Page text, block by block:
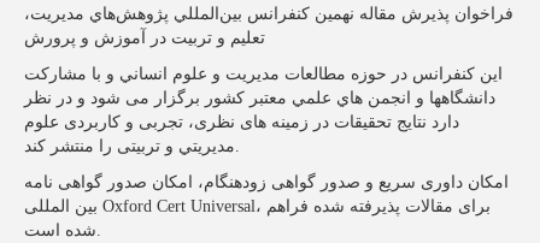
فراخوان پذیرش مقاله نهمین كنفرانس بين‌المللي پژوهش‌هاي مديريت،
تعلیم و تربیت در آموزش و پرورش
این كنفرانس در حوزه مطالعات مديريت و علوم انساني و با مشاركت
دانشگاهها و انجمن هاي علمي معتبر كشور برگزار می شود و در نظر
دارد نتایج تحقیقات در زمینه های نظری، تجربی و کاربردی علوم
مديريتي و تربیتی را منتشر كند.
امکان داوری سریع و صدور گواهی زودهنگام، امکان صدور گواهی نامه
بین المللی Oxford Cert Universal، برای مقالات پذیرفته شده فراهم
شده است.